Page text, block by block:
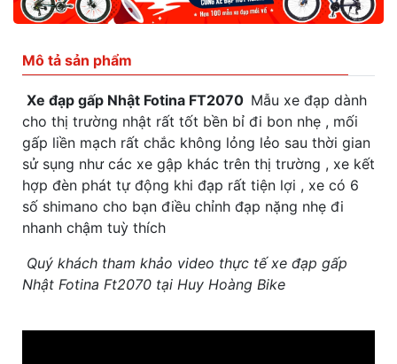
Mô tả sản phẩm
Xe đạp gấp Nhật Fotina FT2070 Mẫu xe đạp dành
cho thị trường nhật rất tốt bền bỉ đi bon nhẹ , mối
gấp liền mạch rất chắc không lỏng lẻo sau thời gian
sử sụng như các xe gập khác trên thị trường , xe kết
hợp đèn phát tự động khi đạp rất tiện lợi , xe có 6
số shimano cho bạn điều chỉnh đạp nặng nhẹ đi
nhanh chậm tuỳ thích
Quý khách tham khảo video thực tế xe đạp gấp
Nhật Fotina Ft2070 tại Huy Hoàng Bike